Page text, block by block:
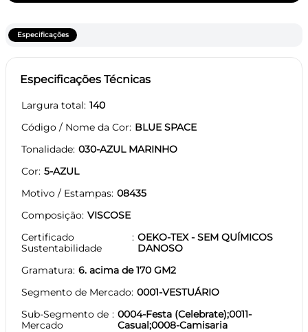
Especificações
Especificações Técnicas
Largura total 140
Código / Nome da Cor BLUE SPACE
Tonalidade 030-AZUL MARINHO
Cor 5-AZUL
Motivo / Estampas 08435
Composição VISCOSE
Certificado
Sustentabilidade
OEKO-TEX - SEM QUÍMICOS
DANOSO
Gramatura 6. acima de 170 GM2
Segmento de Mercado 0001-VESTUÁRIO
Sub-Segmento de
Mercado
0004-Festa (Celebrate);0011-
Casual;0008-Camisaria